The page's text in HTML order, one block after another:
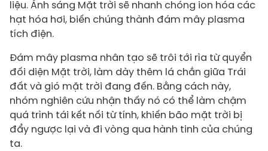
liệu. Ánh sáng Mặt trời sẽ nhanh chóng ion hóa các
hạt hóa hơi, biến chúng thành đám mây plasma
tích điện.
Đám mây plasma nhân tạo sẽ trôi tới rìa từ quyển
đối diện Mặt trời, làm dày thêm lá chắn giữa Trái
đất và gió mặt trời đang đến. Bằng cách này,
nhóm nghiên cứu nhận thấy nó có thể làm chậm
quá trình tái kết nối từ tính, khiến bão mặt trời bị
đẩy ngược lại và đi vòng qua hành tinh của chúng
ta.